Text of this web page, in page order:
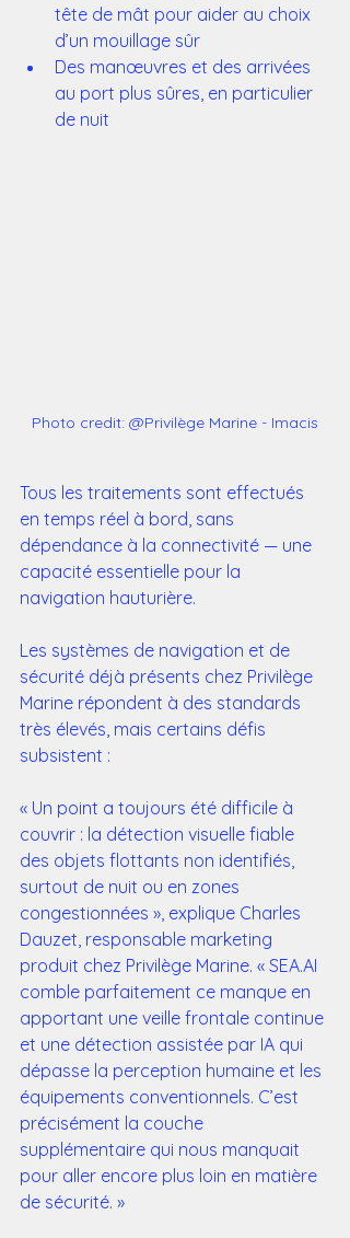
tête de mât pour aider au choix
d’un mouillage sûr
Des manœuvres et des arrivées
au port plus sûres, en particulier
de nuit
Photo credit: @Privilège Marine - Imacis
Tous les traitements sont effectués
en temps réel à bord, sans
dépendance à la connectivité — une
capacité essentielle pour la
navigation hauturière.
Les systèmes de navigation et de
sécurité déjà présents chez Privilège
Marine répondent à des standards
très élevés, mais certains défis
subsistent :
« Un point a toujours été difficile à
couvrir : la détection visuelle fiable
des objets flottants non identifiés,
surtout de nuit ou en zones
congestionnées », explique Charles
Dauzet, responsable marketing
produit chez Privilège Marine. « SEA.AI
comble parfaitement ce manque en
apportant une veille frontale continue
et une détection assistée par IA qui
dépasse la perception humaine et les
équipements conventionnels. C’est
précisément la couche
supplémentaire qui nous manquait
pour aller encore plus loin en matière
de sécurité. »